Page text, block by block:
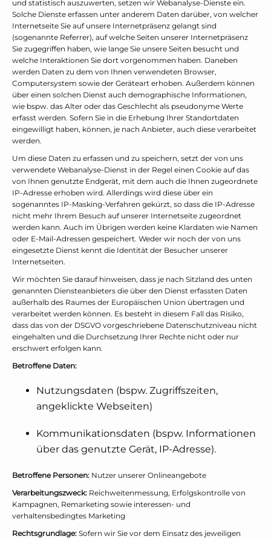
und statistisch auszuwerten, setzen wir Webanalyse-Dienste ein.
Solche Dienste erfassen unter anderem Daten darüber, von welcher
Internetseite Sie auf unsere Internetpräsenz gelangt sind
(sogenannte Referrer), auf welche Seiten unserer Internetpräsenz
Sie zugegriffen haben, wie lange Sie unsere Seiten besucht und
welche Interaktionen Sie dort vorgenommen haben. Daneben
werden Daten zu dem von Ihnen verwendeten Browser,
Computersystem sowie der Geräteart erhoben. Außerdem können
über einen solchen Dienst auch demographische Informationen,
wie bspw. das Alter oder das Geschlecht als pseudonyme Werte
erfasst werden. Sofern Sie in die Erhebung Ihrer Standortdaten
eingewilligt haben, können, je nach Anbieter, auch diese verarbeitet
werden.
Um diese Daten zu erfassen und zu speichern, setzt der von uns
verwendete Webanalyse-Dienst in der Regel einen Cookie auf das
von Ihnen genutzte Endgerät, mit dem auch die Ihnen zugeordnete
IP-Adresse erhoben wird. Allerdings wird diese über ein
sogenanntes IP-Masking-Verfahren gekürzt, so dass die IP-Adresse
nicht mehr Ihrem Besuch auf unserer Internetseite zugeordnet
werden kann. Auch im Übrigen werden keine Klardaten wie Namen
oder E-Mail-Adressen gespeichert. Weder wir noch der von uns
eingesetzte Dienst kennt die Identität der Besucher unserer
Internetseiten.
Wir möchten Sie darauf hinweisen, dass je nach Sitzland des unten
genannten Diensteanbieters die über den Dienst erfassten Daten
außerhalb des Raumes der Europäischen Union übertragen und
verarbeitet werden können. Es besteht in diesem Fall das Risiko,
dass das von der DSGVO vorgeschriebene Datenschutzniveau nicht
eingehalten und die Durchsetzung Ihrer Rechte nicht oder nur
erschwert erfolgen kann.
Betroffene Daten:
Nutzungsdaten (bspw. Zugriffszeiten,
angeklickte Webseiten)
Kommunikationsdaten (bspw. Informationen
über das genutzte Gerät, IP-Adresse).
Betroffene Personen: Nutzer unserer Onlineangebote
Verarbeitungszweck: Reichweitenmessung, Erfolgskontrolle von
Kampagnen, Remarketing sowie interessen- und
verhaltensbedingtes Marketing
Rechtsgrundlage: Sofern wir Sie vor dem Einsatz des jeweiligen